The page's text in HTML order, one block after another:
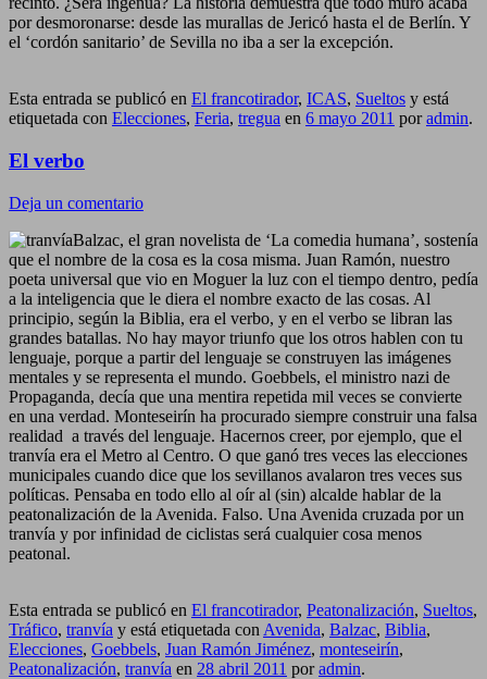
por desmoronarse: desde las murallas de Jericó hasta el de Berlín. Y
el ‘cordón sanitario’ de Sevilla no iba a ser la excepción.
Esta entrada se publicó en El francotirador, ICAS, Sueltos y está
etiquetada con Elecciones, Feria, tregua en 6 mayo 2011 poradmin.
El verbo
Deja un comentario
Balzac, el gran novelista de ‘La comedia humana’, sostenía
que el nombre de la cosa es la cosa misma. Juan Ramón, nuestro
poeta universal que vio en Moguer la luz con el tiempo dentro, pedía
a la inteligencia que le diera el nombre exacto de las cosas. Al
principio, según la Biblia, era el verbo, y en el verbo se libran las
grandes batallas. No hay mayor triunfo que los otros hablen con tu
lenguaje, porque a partir del lenguaje se construyen las imágenes
mentales y se representa el mundo. Goebbels, el ministro nazi de
Propaganda, decía que una mentira repetida mil veces se convierte
en una verdad. Monteseirín ha procurado siempre construir una falsa
realidad a través del lenguaje. Hacernos creer, por ejemplo, que el
tranvía era el Metro al Centro. O que ganó tres veces las elecciones
municipales cuando dice que los sevillanos avalaron tres veces sus
políticas. Pensaba en todo ello al oír al (sin) alcalde hablar de la
peatonalización de la Avenida. Falso. Una Avenida cruzada por un
tranvía y por infinidad de ciclistas será cualquier cosa menos
peatonal.
Esta entrada se publicó en El francotirador, Peatonalización, Sueltos,
Tráfico, tranvía y está etiquetada con Avenida, Balzac, Biblia,
Elecciones, Goebbels, Juan Ramón Jiménez, monteseirín,
Peatonalización, tranvía en 28 abril 2011 poradmin.